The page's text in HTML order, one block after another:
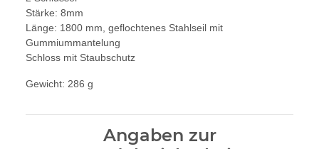
Stärke: 8mm
Länge: 1800 mm, geflochtenes Stahlseil mit
Gummiummantelung
Schloss mit Staubschutz
Gewicht: 286 g
Angaben zur